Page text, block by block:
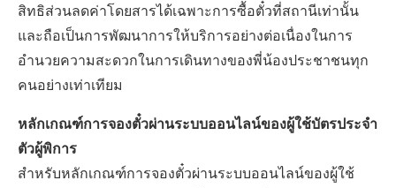
สิทธิส่วนลดค่าโดยสารได้เฉพาะการซื้อตั๋วที่สถานีเท่านั้น
และถือเป็นการพัฒนาการให้บริการอย่างต่อเนื่องในการ
อำนวยความสะดวกในการเดินทางของพี่น้องประชาชนทุก
คนอย่างเท่าเทียม
หลักเกณฑ์การจองตั๋วผ่านระบบออนไลน์ของผู้ใช้บัตรประจำ
ตัวผู้พิการ
สำหรับหลักเกณฑ์การจองตั๋วผ่านระบบออนไลน์ของผู้ใช้